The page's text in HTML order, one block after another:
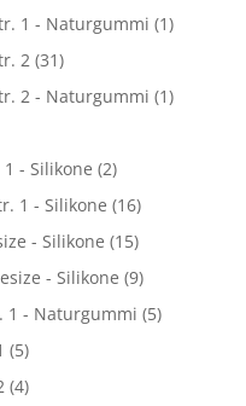
1 - Naturgummi (1)
2 (31)
2 - Naturgummi (1)
1 - Silikone (2)
1 - Silikone (16)
- Silikone (15)
- Silikone (9)
1 - Naturgummi (5)
(5)
(4)